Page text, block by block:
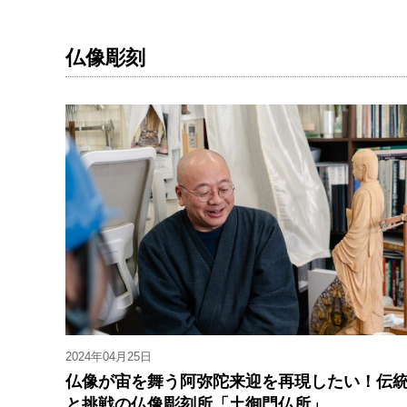
仏像彫刻
2024年04月25日
仏像が宙を舞う阿弥陀来迎を再現したい！伝